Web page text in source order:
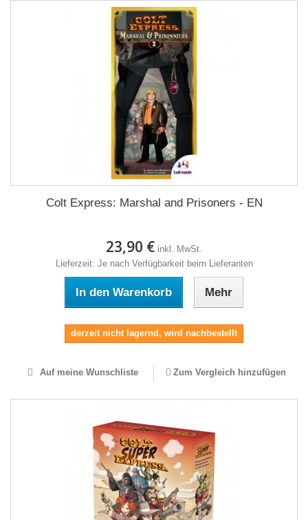
Colt Express: Marshal and Prisoners - EN
23,90 € inkl. MwSt.
Lieferzeit: Je nach Verfügbarkeit beim Lieferanten
In den Warenkorb Mehr
derzeit nicht lagernd, wird nachbestellt
Auf meine Wunschliste Zum Vergleich hinzufügen